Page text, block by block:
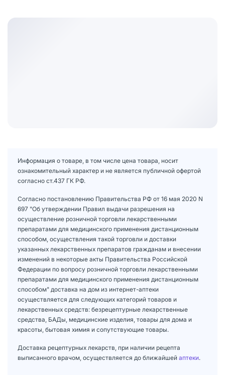
Информация о товаре, в том числе цена товара, носит
ознакомительный характер и не является публичной офертой
согласно ст.437 ГК РФ.
Согласно постановлению Правительства РФ от 16 мая 2020 N
697 "Об утверждении Правил выдачи разрешения на
осуществление розничной торговли лекарственными
препаратами для медицинского применения дистанционным
способом, осуществления такой торговли и доставки
указанных лекарственных препаратов гражданам и внесении
изменений в некоторые акты Правительства Российской
Федерации по вопросу розничной торговли лекарственными
препаратами для медицинского применения дистанционным
способом" доставка на дом из интернет-аптеки
осуществляется для следующих категорий товаров и
лекарственных средств: безрецептурные лекарственные
средства, БАДы, медицинские изделия, товары для дома и
красоты, бытовая химия и сопутствующие товары.
Доставка рецептурных лекарств, при наличии рецепта
выписанного врачом, осуществляется до ближайшей аптеки.